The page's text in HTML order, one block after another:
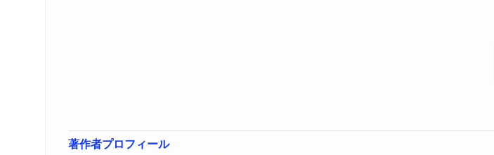
著作者プロフィール